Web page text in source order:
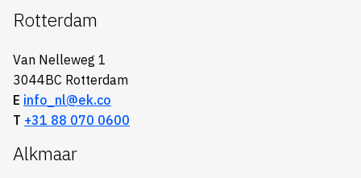
Rotterdam
Van Nelleweg 1
3044BC Rotterdam
E info_nl@ek.co
T +31 88 070 0600
Alkmaar